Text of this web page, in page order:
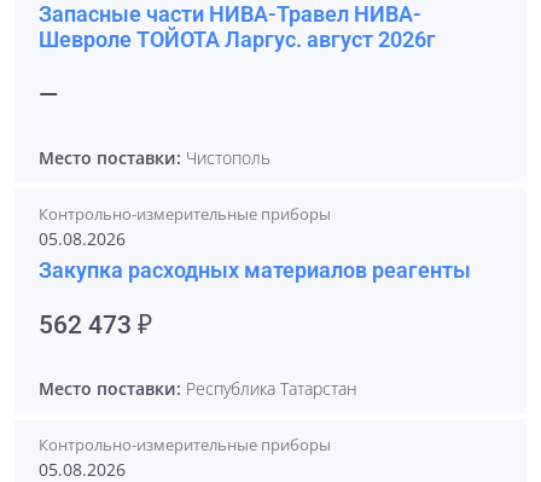
Запасные части НИВА-Травел НИВА-
Шевроле ТОЙОТА Ларгус. август 2026г
—
Место поставки: Чистополь
Контрольно-измерительные приборы
05.08.2026
Закупка расходных материалов реагенты
562 473 ₽
Место поставки: Республика Татарстан
Контрольно-измерительные приборы
05.08.2026